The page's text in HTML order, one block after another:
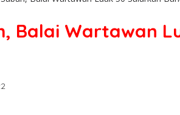
Balai Wartawan